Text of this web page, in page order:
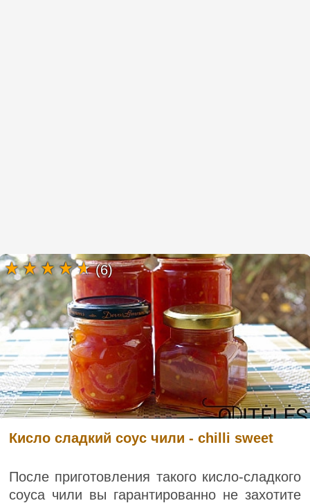
Кисло сладкий соус чили - chilli sweet
После приготовления такого кисло-сладкого
соуса чили вы гарантированно не захотите
(6)